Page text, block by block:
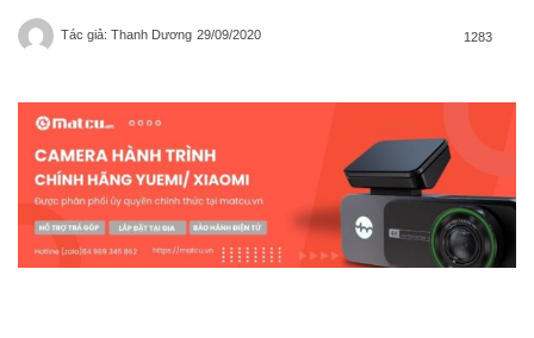
Tác giả: Thanh Dương 29/09/2020 1283